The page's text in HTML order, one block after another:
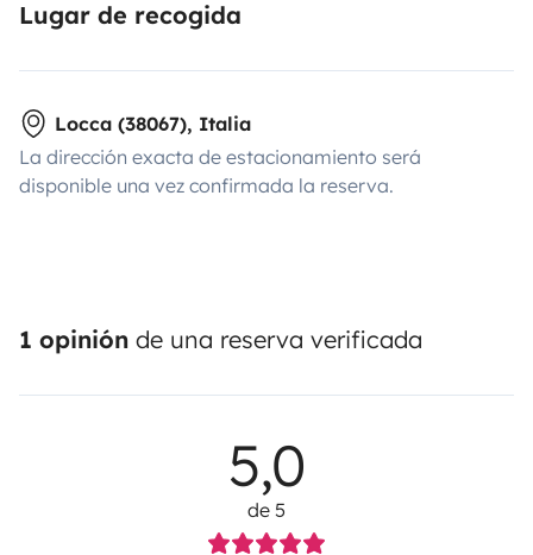
Lugar de recogida
Locca (38067), Italia
La dirección exacta de estacionamiento será
disponible una vez confirmada la reserva.
1 opinión de una reserva verificada
5,0
de 5